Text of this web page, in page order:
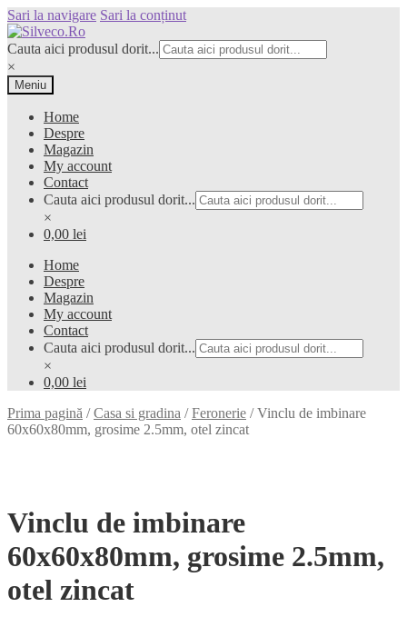
Sari la navigare Sari la conținut
Cauta aici produsul dorit...
×
Meniu
Home
Despre
Magazin
My account
Contact
Cauta aici produsul dorit...
×
0,00 lei
Home
Despre
Magazin
My account
Contact
Cauta aici produsul dorit...
×
0,00 lei
Prima pagină /Casa si gradina /Feronerie /Vinclu de imbinare
60x60x80mm, grosime 2.5mm, otel zincat
Vinclu de imbinare
60x60x80mm, grosime 2.5mm,
otel zincat